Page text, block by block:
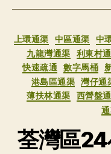
上環通渠 中區通渠 中
九龍灣通渠
利東村
快速疏通 數字馬桶
港島區通渠 灣仔通
薄扶林通渠
西營盤
荃灣區